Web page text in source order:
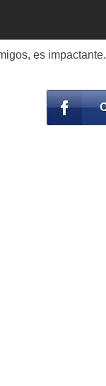
es impactante.